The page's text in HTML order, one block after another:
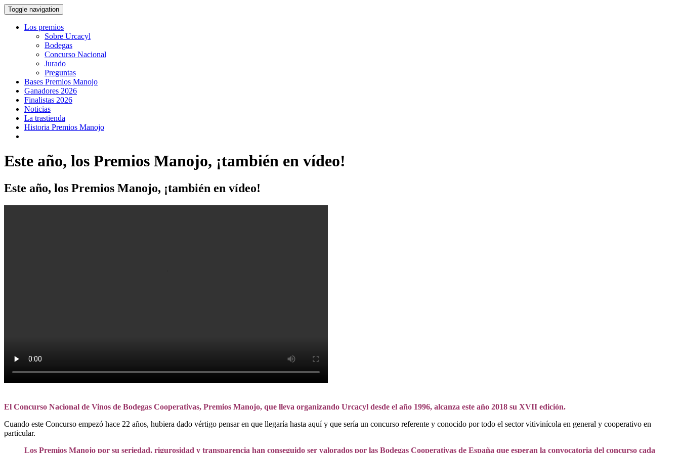
Toggle navigation
Los premios
Sobre Urcacyl
Bodegas
Concurso Nacional
Jurado
Preguntas
Bases Premios Manojo
Ganadores 2026
Finalistas 2026
Noticias
La trastienda
Historia Premios Manojo
Este año, los Premios Manojo, ¡también en vídeo!
Este año, los Premios Manojo, ¡también en vídeo!
El Concurso Nacional de Vinos de Bodegas Cooperativas, Premios Manojo, que lleva organizando Urcacyl desde el año 1996, alcanza este año 2018 su XVII edición.
Cuando este Concurso empezó hace 22 años, hubiera dado vértigo pensar en que llegaría hasta aquí y que sería un concurso referente y conocido por todo el sector vitivinícola en general y cooperativo en
particular.
Los Premios Manojo por su seriedad, rigurosidad y transparencia han conseguido ser valorados por las Bodegas Cooperativas de España que esperan la convocatoria del concurso cada